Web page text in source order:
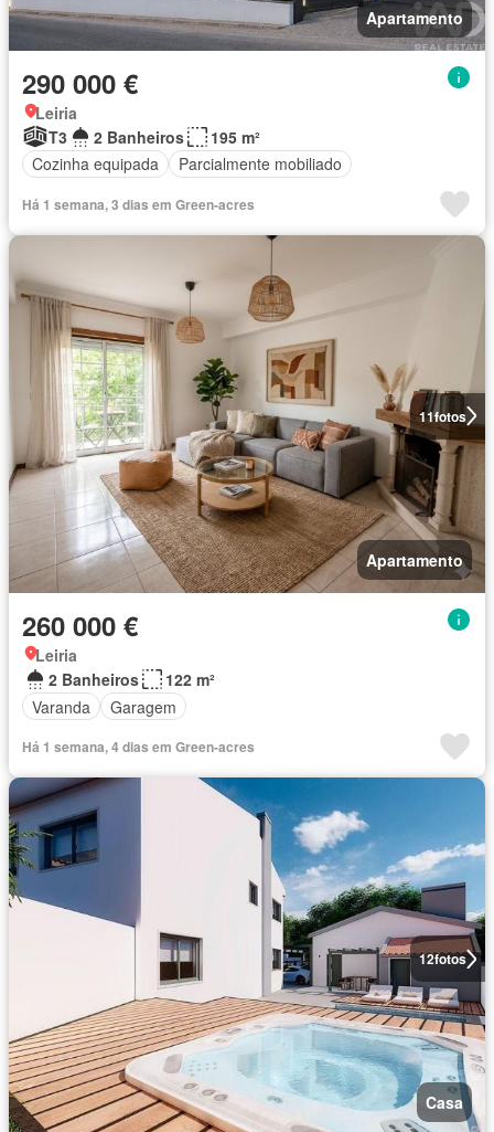
Apartamento
290 000 €
Leiria
T3
2 Banheiros
195 m²
Cozinha equipada
Parcialmente mobiliado
Há 1 semana, 3 dias em Green-acres
11fotos
Apartamento
260 000 €
Leiria
2 Banheiros
122 m²
Varanda
Garagem
Há 1 semana, 4 dias em Green-acres
12fotos
Casa